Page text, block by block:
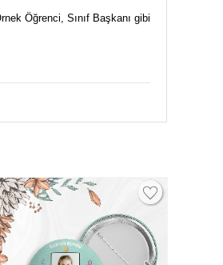
Öğrenci, Sınıf Başkanı gibi